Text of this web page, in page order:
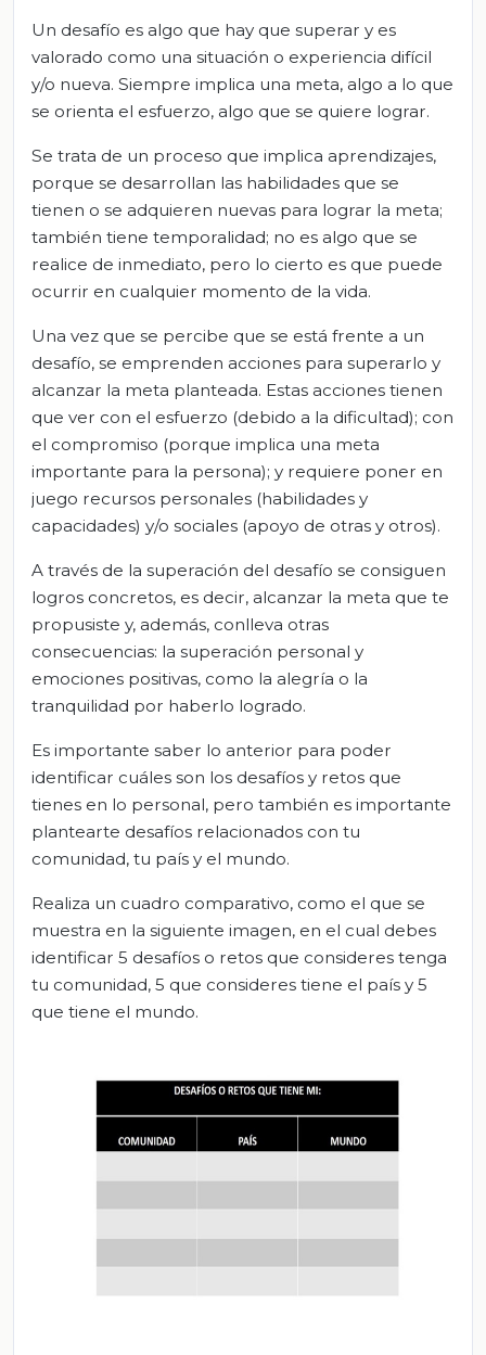
Un desafío es algo que hay que superar y es
valorado como una situación o experiencia difícil
y/o nueva. Siempre implica una meta, algo a lo que
se orienta el esfuerzo, algo que se quiere lograr.
Se trata de un proceso que implica aprendizajes,
porque se desarrollan las habilidades que se
tienen o se adquieren nuevas para lograr la meta;
también tiene temporalidad; no es algo que se
realice de inmediato, pero lo cierto es que puede
ocurrir en cualquier momento de la vida.
Una vez que se percibe que se está frente a un
desafío, se emprenden acciones para superarlo y
alcanzar la meta planteada. Estas acciones tienen
que ver con el esfuerzo (debido a la dificultad); con
el compromiso (porque implica una meta
importante para la persona); y requiere poner en
juego recursos personales (habilidades y
capacidades) y/o sociales (apoyo de otras y otros).
A través de la superación del desafío se consiguen
logros concretos, es decir, alcanzar la meta que te
propusiste y, además, conlleva otras
consecuencias: la superación personal y
emociones positivas, como la alegría o la
tranquilidad por haberlo logrado.
Es importante saber lo anterior para poder
identificar cuáles son los desafíos y retos que
tienes en lo personal, pero también es importante
plantearte desafíos relacionados con tu
comunidad, tu país y el mundo.
Realiza un cuadro comparativo, como el que se
muestra en la siguiente imagen, en el cual debes
identificar 5 desafíos o retos que consideres tenga
tu comunidad, 5 que consideres tiene el país y 5
que tiene el mundo.